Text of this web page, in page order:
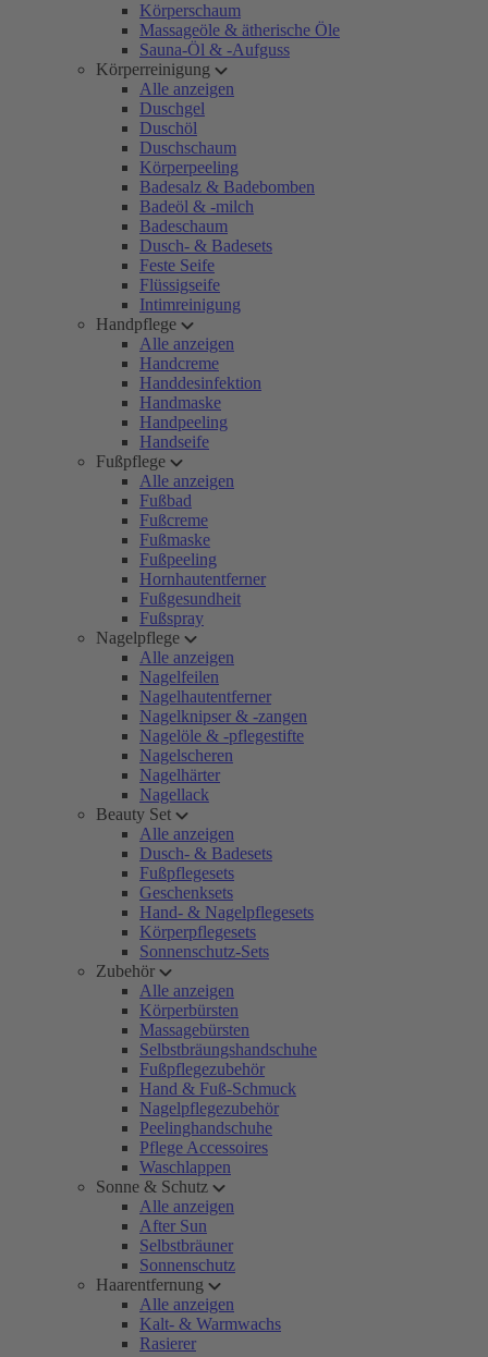
Körperschaum
Massageöle & ätherische Öle
Sauna-Öl & -Aufguss
Körperreinigung
Alle anzeigen
Duschgel
Duschöl
Duschschaum
Körperpeeling
Badesalz & Badebomben
Badeöl & -milch
Badeschaum
Dusch- & Badesets
Feste Seife
Flüssigseife
Intimreinigung
Handpflege
Alle anzeigen
Handcreme
Handdesinfektion
Handmaske
Handpeeling
Handseife
Fußpflege
Alle anzeigen
Fußbad
Fußcreme
Fußmaske
Fußpeeling
Hornhautentferner
Fußgesundheit
Fußspray
Nagelpflege
Alle anzeigen
Nagelfeilen
Nagelhautentferner
Nagelknipser & -zangen
Nagelöle & -pflegestifte
Nagelscheren
Nagelhärter
Nagellack
Beauty Set
Alle anzeigen
Dusch- & Badesets
Fußpflegesets
Geschenksets
Hand- & Nagelpflegesets
Körperpflegesets
Sonnenschutz-Sets
Zubehör
Alle anzeigen
Körperbürsten
Massagebürsten
Selbstbräungshandschuhe
Fußpflegezubehör
Hand & Fuß-Schmuck
Nagelpflegezubehör
Peelinghandschuhe
Pflege Accessoires
Waschlappen
Sonne & Schutz
Alle anzeigen
After Sun
Selbstbräuner
Sonnenschutz
Haarentfernung
Alle anzeigen
Kalt- & Warmwachs
Rasierer